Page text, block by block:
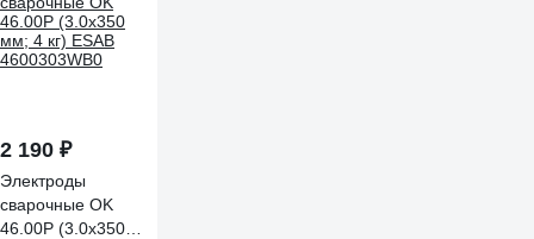
2 190 ₽
Электроды
сварочные OK
46.00P (3.0х350